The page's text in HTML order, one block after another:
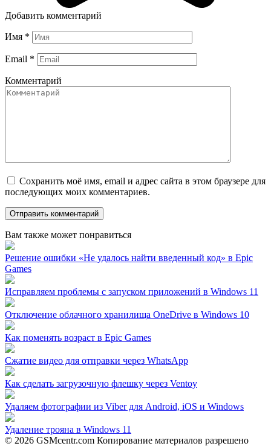
Добавить комментарий
Имя *
Email *
Комментарий
Сохранить моё имя, email и адрес сайта в этом браузере для
последующих моих комментариев.
Вам также может понравиться
Решение ошибки «Не удалось найти введенный код» в Epic
Games
Исправляем проблемы с запуском приложений в Windows 11
Отключение облачного хранилища OneDrive в Windows 10
Как поменять возраст в Epic Games
Сжатие видео для отправки через WhatsApp
Как сделать загрузочную флешку через Ventoy
Удаляем фотографии из Viber для Android, iOS и Windows
Удаление трояна в Windows 11
© 2026 GSMcentr.com Копирование материалов разрешено